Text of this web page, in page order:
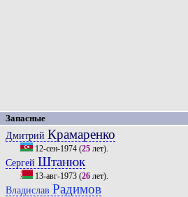
Запасные
Дмитрий Крамаренко
12-сен-1974(25лет).
Сергей Штанюк
13-авг-1973(26лет).
Владислав Радимов